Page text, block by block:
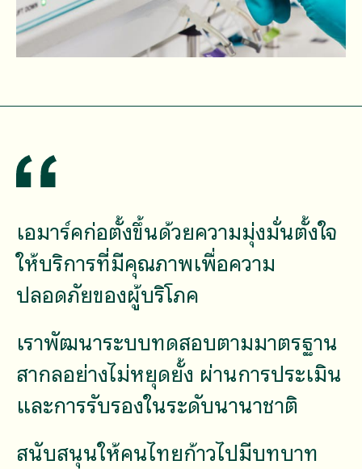
เอมาร์คก่อตั้งขึ้นด้วยความมุ่งมั่นตั้งใจ
ให้บริการที่มีคุณภาพเพื่อความ
ปลอดภัยของผู้บริโภค
เราพัฒนาระบบทดสอบตามมาตรฐาน
สากลอย่างไม่หยุดยั้ง ผ่านการประเมิน
และการรับรองในระดับนานาชาติ
สนับสนุนให้คนไทยก้าวไปมีบทบาท